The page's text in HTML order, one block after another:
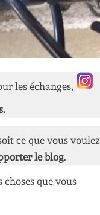
les échanges,
ce que vous voulez
le blog.
que vous